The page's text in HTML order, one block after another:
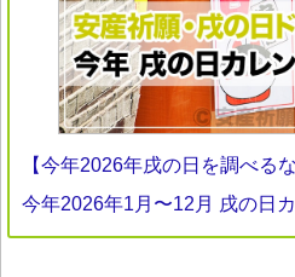
【今年2026年戌の日を調べる
今年2026年1月〜12月 戌の日